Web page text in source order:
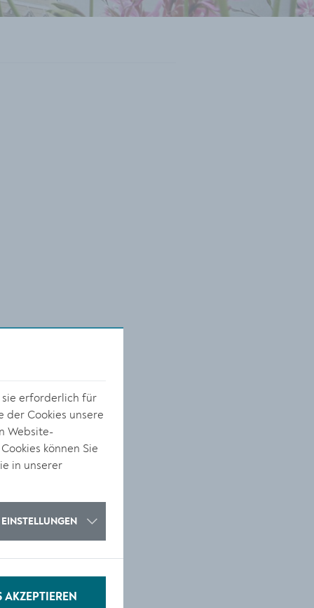
sie erforderlich für
Cookies unsere
Website-
können Sie
in unserer
EINSTELLUNGEN
AKZEPTIEREN